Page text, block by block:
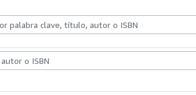
coleccionismo